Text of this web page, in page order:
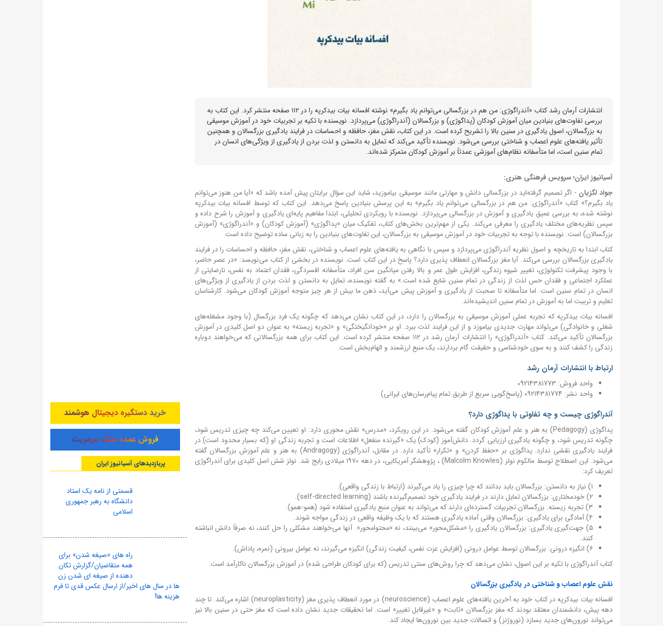
انتشارات آرمان رشد کتاب «آندراگوژی: من هم در بزرگسالی می‌توانم یاد بگیرم» نوشته افسانه بیات بیدکرپه را در ۱۱۲ صفحه منتشر کرد. این کتاب به
بررسی تفاوت‌های بنیادین میان آموزش کودکان (پداگوژی) و بزرگسالان (آندراگوژی) می‌پردازد. نویسنده با تکیه بر تجربیات خود در آموزش موسیقی
به بزرگسالان، اصول یادگیری در سنین بالا را تشریح کرده است. در این کتاب، نقش مغز، حافظه و احساسات در فرایند یادگیری بزرگسالان و همچنین
تأثیر یافته‌های علوم اعصاب و شناختی بررسی می‌شود. نویسنده تأکید می‌کند که تمایل به دانستن و لذت بردن از یادگیری از ویژگی‌های انسان در
تمام سنین است، اما متأسفانه نظام‌های آموزشی عمدتاً بر آموزش کودکان متمرکز شده‌اند.
آسیانیوز ایران؛ سرویس فرهنگی هنری:
جواد لگزیان - اگر تصمیم گرفته‌اید در بزرگسالی دانش و مهارتی مانند موسیقی بیاموزید، شاید این سؤال برایتان پیش آمده باشد که «آیا من هنوز می‌توانم
یاد بگیرم؟» کتاب «آندراگوژی: من هم در بزرگسالی می‌توانم یاد بگیرم» به این پرسش بنیادین پاسخ می‌دهد. این کتاب که توسط افسانه بیات بیدکرپه
نوشته شده، به بررسی عمیق یادگیری و آموزش در بزرگسالی می‌پردازد. نویسنده با رویکردی تحلیلی، ابتدا مفاهیم پایه‌ای یادگیری و آموزش را شرح داده و
سپس نظریه‌های مختلف یادگیری را معرفی می‌کند. یکی از مهم‌ترین بخش‌های کتاب، تفکیک میان «پداگوژی» (آموزش کودکان) و «آندراگوژی» (آموزش
بزرگسالان) است. نویسنده با توجه به تجربیات خود در آموزش موسیقی به بزرگسالان، این تفاوت‌های بنیادین را به زبانی ساده توضیح داده است.
کتاب ابتدا به تاریخچه و اصول نظریه آندراگوژی می‌پردازد و سپس با نگاهی به یافته‌های علوم اعصاب و شناختی، نقش مغز، حافظه و احساسات را در فرایند
یادگیری بزرگسالان بررسی می‌کند. آیا مغز بزرگسالان انعطاف پذیری دارد؟ پاسخ در این کتاب است. نویسنده در بخشی از کتاب می‌نویسد: «در عصر حاضر،
با وجود پیشرفت تکنولوژی، تغییر شیوه زندگی، افزایش طول عمر و بالا رفتن میانگین سن افراد، متأسفانه افسردگی، فقدان اعتماد به نفس، نارضایتی از
عملکرد اجتماعی و فقدان حس لذت از زندگی در تمام سنین شایع شده است.» به گفته نویسنده، تمایل به دانستن و لذت بردن از یادگیری از ویژگی‌های
انسان در تمام سنین است. اما متأسفانه تا صحبت از یادگیری و آموزش پیش می‌آید، ذهن ما بیش از هر چیز متوجه آموزش کودکان می‌شود. کارشناسان
تعلیم و تربیت اما به آموزش در تمام سنین اندیشیده‌اند.
افسانه بیات بیدکرپه که تجربه عملی آموزش موسیقی به بزرگسالان را دارد، در این کتاب نشان می‌دهد که چگونه یک فرد بزرگسال (با وجود مشغله‌های
شغلی و خانوادگی) می‌تواند مهارت جدیدی بیاموزد و از این فرایند لذت ببرد. او بر «خودانگیختگی» و «تجربه زیسته» به عنوان دو اصل کلیدی در آموزش
بزرگسالان تأکید می‌کند. کتاب «آندراگوژی» را انتشارات آرمان رشد در ۱۱۲ صفحه منتشر کرده است. این کتاب برای همه بزرگسالانی که می‌خواهند دوباره
زندگی را کشف کنند و به سوی خودشناسی و حقیقت گام بردارند، یک منبع ارزشمند و الهام‌بخش است.
ارتباط با انتشارات آرمان رشد
واحد فروش: 09214381773
واحد نشر: 09214381774 (پاسخ‌گویی سریع از طریق تمام پیام‌رسان‌های ایرانی)
آندراگوژی چیست و چه تفاوتی با پداگوژی دارد؟
پداگوژی (Pedagogy) به هنر و علم آموزش کودکان گفته می‌شود. در این رویکرد، «مدرس» نقش محوری دارد: او تعیین می‌کند چه چیزی تدریس شود،
چگونه تدریس شود، و چگونه یادگیری ارزیابی گردد. دانش‌آموز (کودک) یک «گیرنده منفعل» اطلاعات است و تجربه زندگی او (که بسیار محدود است) در
فرایند یادگیری نقشی ندارد. پداگوژی بر «حفظ کردن» و «تکرار» تأکید دارد. در مقابل، آندراگوژی (Andragogy) به هنر و علم آموزش بزرگسالان گفته
می‌شود. این اصطلاح توسط مالکوم نولز (Malcolm Knowles) ، پژوهشگر آمریکایی، در دهه ۱۹۷۰ میلادی رایج شد. نولز شش اصل کلیدی برای آندراگوژی
تعریف کرد:
۱) نیاز به دانستن: بزرگسالان باید بدانند که چرا چیزی را یاد می‌گیرند (ارتباط با زندگی واقعی).
۲) خودمختاری: بزرگسالان تمایل دارند در فرایند یادگیری خود تصمیم‌گیرنده باشند (self-directed learning).
۳) تجربه زیسته: بزرگسالان تجربیات گسترده‌ای دارند که می‌تواند به عنوان منبع یادگیری استفاده شود (همو-همو).
۴) آمادگی برای یادگیری: بزرگسالان وقتی آماده یادگیری هستند که با یک وظیفه واقعی در زندگی مواجه شوند.
۵) جهت‌گیری یادگیری: بزرگسالان یادگیری را «مشکل‌محور» می‌بینند، نه «محتوامحور». آنها می‌خواهند مشکلی را حل کنند، نه صرفاً دانش انباشته
کنند.
۶) انگیزه درونی: بزرگسالان توسط عوامل درونی (افزایش عزت نفس، کیفیت زندگی) انگیزه می‌گیرند، نه عوامل بیرونی (نمره، پاداش).
کتاب آندراگوژی با تکیه بر این اصول، نشان می‌دهد که چرا روش‌های سنتی تدریس (که برای کودکان طراحی شده) در آموزش بزرگسالان ناکارآمد است.
نقش علوم اعصاب و شناختی در یادگیری بزرگسالان
افسانه بیات بیدکرپه در کتاب خود به آخرین یافته‌های علوم اعصاب (neuroscience) در مورد انعطاف پذیری مغز (neuroplasticity) اشاره می‌کند. تا چند
دهه پیش، دانشمندان معتقد بودند که مغز بزرگسالان «ثابت» و «غیرقابل تغییر» است. اما تحقیقات جدید نشان داده است که مغز حتی در سنین بالا نیز
می‌تواند نورون‌های جدید بسازد (نوروژنز) و اتصالات جدید بین نورون‌ها ایجاد کند.
خرید دستگیره دیجیتال هوشمند
فروش عمده سنگ مرمریت
پربازدیدهای آسیانیوز ایران
قسمتی از نامه یک استاد
دانشگاه به رهبر جمهوری
اسلامی
راه های «صیغه شدن» برای
همه متقاضیان/گزارش تکان
دهنده از صیغه ای شدن زن
ها در سال های اخیر/از ارسال عکس قدی تا فرم
هزینه ها!